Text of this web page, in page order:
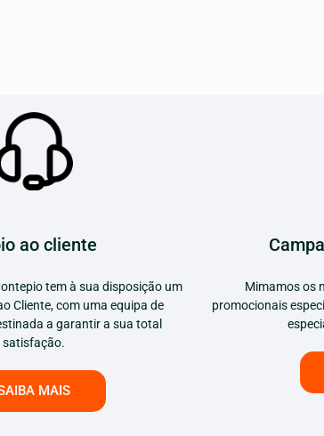
ao cliente
tem à sua disposição um
Cliente, com uma equipa de
a garantir a sua total
satisfação.
MAIS
Mimamos os
promocionais